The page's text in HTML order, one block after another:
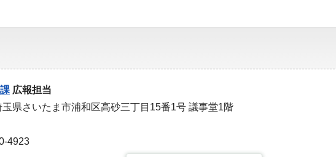
広報担当
県さいたま市浦和区高砂三丁目15番1号 議事堂1階
4923